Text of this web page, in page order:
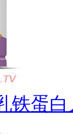
铁蛋